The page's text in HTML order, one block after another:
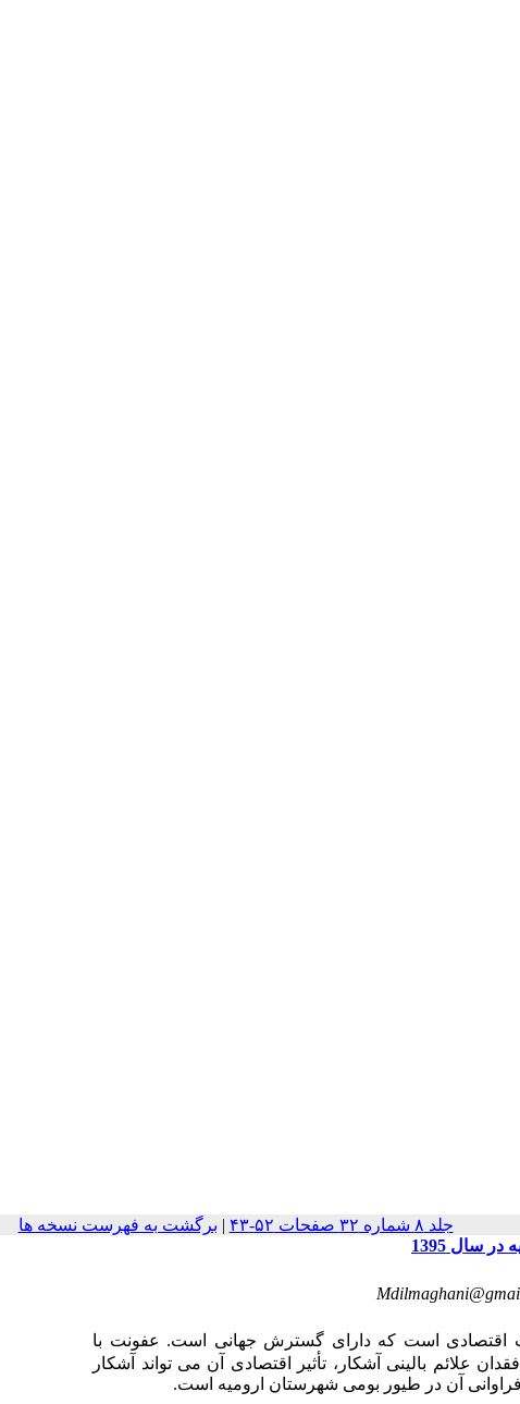
جلد ۸ شماره ۳۲ صفحات ۵۲-۴۳ | برگشت به فهرست نسخه ها
سال 1395
اقتصادی است که دارای گسترش جهانی است. عفونت با
علائم بالینی آشکار، تأثیر اقتصادی آن می ­تواند آشکار
آن در طیور بومی شهرستان ارومیه است.